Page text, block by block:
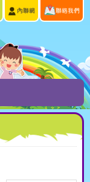
內聯網 聯絡我們